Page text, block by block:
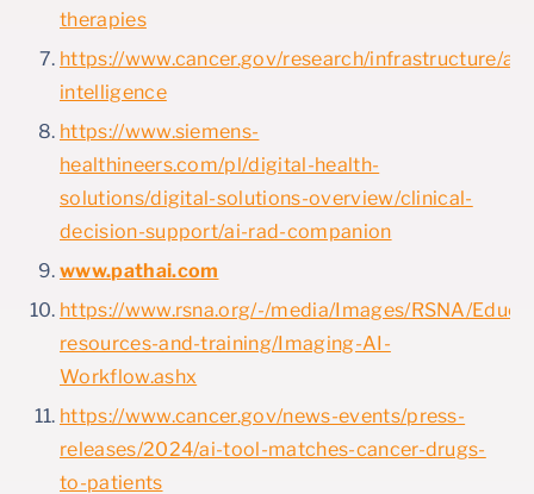
therapies
https://www.cancer.gov/research/infrastructure/
intelligence
https://www.siemens-
healthineers.com/pl/digital-health-
solutions/digital-solutions-overview/clinical-
decision-support/ai-rad-companion
www.pathai.com
https://www.rsna.org/-/media/Images/RSNA/
resources-and-training/Imaging-AI-
Workflow.ashx
https://www.cancer.gov/news-events/press-
releases/2024/ai-tool-matches-cancer-drugs-
to-patients